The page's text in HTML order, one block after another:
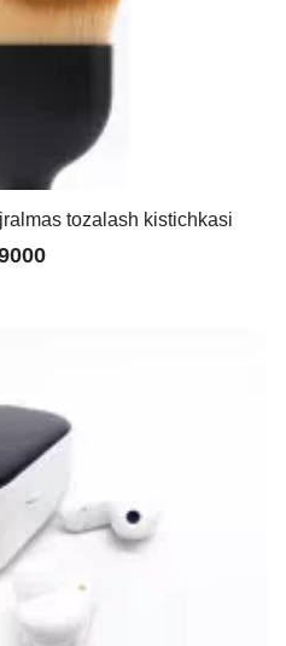
tozalash kistichkasi